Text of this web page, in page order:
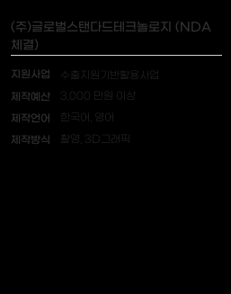
(주)글로벌스탠다드테크놀로지 (NDA
체결)
지원사업 수출지원기반활용사업
제작예산 3,000 만원 이상
제작언어 한국어, 영어
제작방식 촬영, 3D그래픽